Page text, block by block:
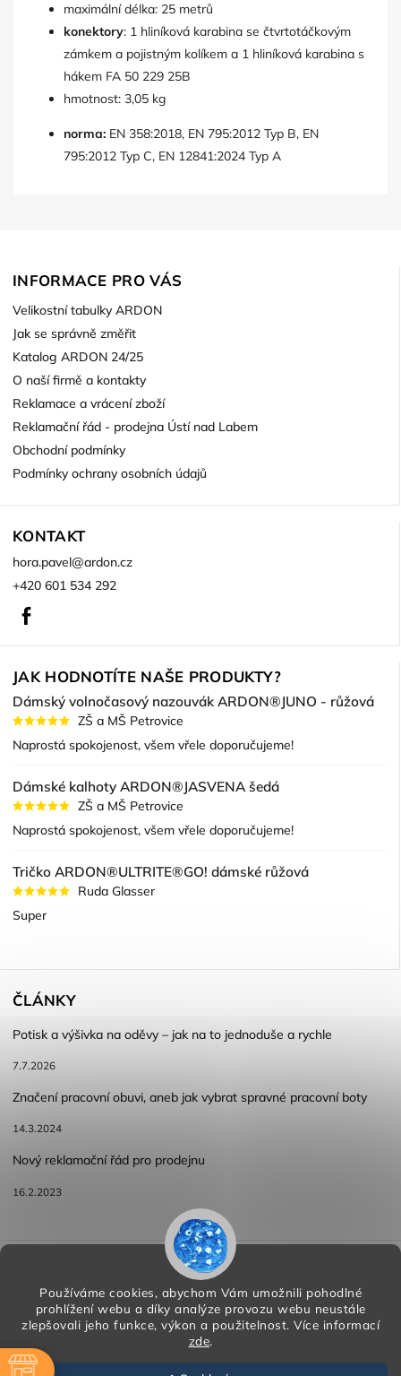
Používáme cookies, abychom Vám umožnili pohodlné
prohlížení webu a díky analýze provozu webu neustále
zlepšovali jeho funkce, výkon a použitelnost. Více informací
zde.
maximální délka: 25 metrů
konektory: 1 hliníková karabina se čtvrtotáčkovým
zámkem a pojistným kolíkem a 1 hliníková karabina s
hákem FA 50 229 25B
hmotnost: 3,05 kg
norma: EN 358:2018, EN 795:2012 Typ B, EN
795:2012 Typ C, EN 12841:2024 Typ A
INFORMACE PRO VÁS
Velikostní tabulky ARDON
Jak se správně změřit
Katalog ARDON 24/25
O naší firmě a kontakty
Reklamace a vrácení zboží
Reklamační řád - prodejna Ústí nad Labem
Obchodní podmínky
Podmínky ochrany osobních údajů
KONTAKT
hora.pavel@ardon.cz
+420 601 534 292
JAK HODNOTÍTE NAŠE PRODUKTY?
Dámský volnočasový nazouvák ARDON®JUNO - růžová
ZŠ a MŠ Petrovice
Naprostá spokojenost, všem vřele doporučujeme!
Dámské kalhoty ARDON®JASVENA šedá
ZŠ a MŠ Petrovice
Naprostá spokojenost, všem vřele doporučujeme!
Tričko ARDON®ULTRITE®GO! dámské růžová
Ruda Glasser
Super
ČLÁNKY
Potisk a výšivka na oděvy – jak na to jednoduše a rychle
7.7.2026
Značení pracovní obuvi, aneb jak vybrat spravné pracovní boty
14.3.2024
Nový reklamační řád pro prodejnu
16.2.2023
Reklamace a vracení zboží
Podmínky ochrany osobních údajů
Copyright 2026 HORA PP s.r.o.
Shoptet | Design